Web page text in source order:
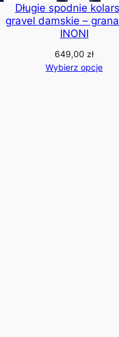
Długie spodnie
gravel damskie –
INONI
649,00zł
Wybierz opcje